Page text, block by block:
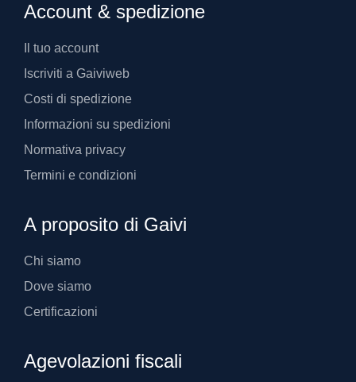
Account & spedizione
Il tuo account
Iscriviti a Gaiviweb
Costi di spedizione
Informazioni su spedizioni
Normativa privacy
Termini e condizioni
A proposito di Gaivi
Chi siamo
Dove siamo
Certificazioni
Agevolazioni fiscali